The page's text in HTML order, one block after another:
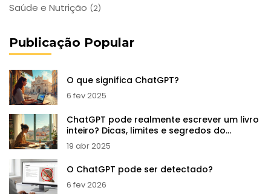
Saúde e Nutrição (2)
Publicação Popular
O que significa ChatGPT?
6 fev 2025
ChatGPT pode realmente escrever um livro
inteiro? Dicas, limites e segredos do
processo
19 abr 2025
O ChatGPT pode ser detectado?
6 fev 2026